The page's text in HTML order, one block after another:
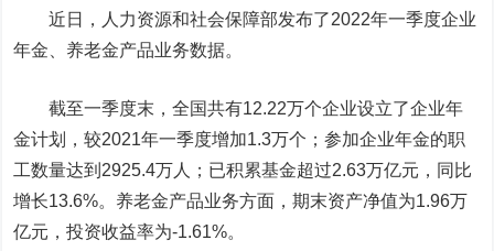
近日，人力资源和社会保障部发布了2022年一季度企业
年金、养老金产品业务数据。
截至一季度末，全国共有12.22万个企业设立了企业年
金计划，较2021年一季度增加1.3万个；参加企业年金的职
工数量达到2925.4万人；已积累基金超过2.63万亿元，同比
增长13.6%。养老金产品业务方面，期末资产净值为1.96万
亿元，投资收益率为-1.61%。